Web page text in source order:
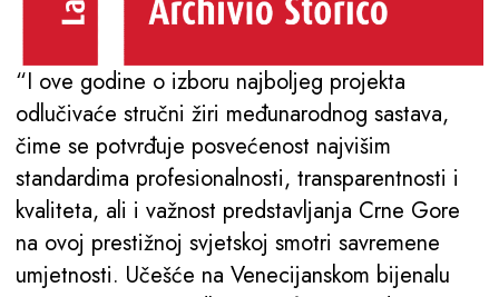
“I ove godine o izboru najboljeg projekta
odlučivaće stručni žiri međunarodnog sastava,
čime se potvrđuje posvećenost najvišim
standardima profesionalnosti, transparentnosti i
kvaliteta, ali i važnost predstavljanja Crne Gore
na ovoj prestižnoj svjetskoj smotri savremene
umjetnosti. Učešće na Venecijanskom bijenalu